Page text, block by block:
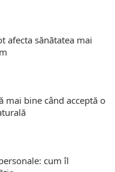
afecta sănătatea mai
mai bine când acceptă o
cum îl